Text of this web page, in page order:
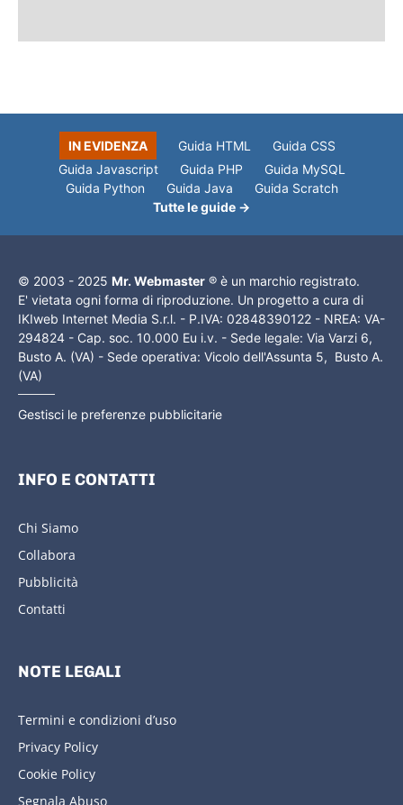
IN EVIDENZA Guida HTML
Guida CSS
Guida Javascript
Guida PHP
Guida MySQL
Guida Python
Guida Java
Guida Scratch
Tutte le guide →
© 2003 - 2025 Mr. Webmaster ® è un marchio registrato.
E' vietata ogni forma di riproduzione. Un progetto a cura di
IKIweb Internet Media S.r.l. - P.IVA: 02848390122 - NREA: VA-
294824 - Cap. soc. 10.000 Eu i.v. - Sede legale: Via Varzi 6,
Busto A. (VA) - Sede operativa: Vicolo dell'Assunta 5, Busto A.
(VA)
Gestisci le preferenze pubblicitarie
INFO E CONTATTI
Chi Siamo
Collabora
Pubblicità
Contatti
NOTE LEGALI
Termini e condizioni d’uso
Privacy Policy
Cookie Policy
Segnala Abuso